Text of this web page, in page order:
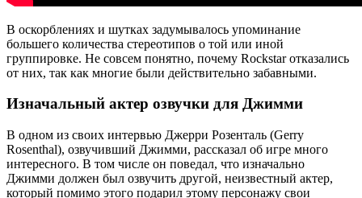
В оскорблениях и шутках задумывалось упоминание
большего количества стереотипов о той или иной
группировке. Не совсем понятно, почему Rockstar отказались
от них, так как многие были действительно забавными.
Изначальный актер озвучки для Джимми
В одном из своих интервью Джерри Розенталь (Gerry
Rosenthal), озвучивший Джимми, рассказал об игре много
интересного. В том числе он поведал, что изначально
Джимми должен был озвучить другой, неизвестный актер,
который помимо этого подарил этому персонажу свои